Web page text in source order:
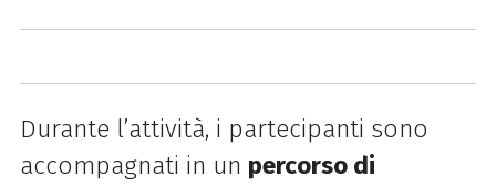
Durante l’attività, i partecipanti sono
accompagnati in un percorso di